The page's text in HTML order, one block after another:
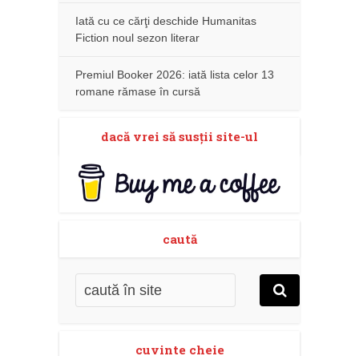
Iată cu ce cărţi deschide Humanitas
Fiction noul sezon literar
Premiul Booker 2026: iată lista celor 13
romane rămase în cursă
dacă vrei să susţii site-ul
caută
cuvinte cheie